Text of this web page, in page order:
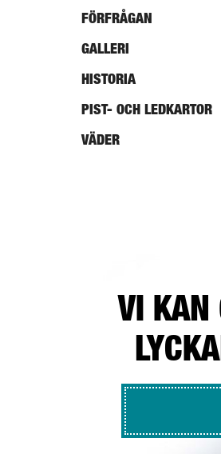
FÖRFRÅGAN
GALLERI
HISTORIA
PIST- OCH LEDKARTOR
VÄDER
VI KAN